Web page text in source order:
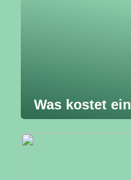
Was kostet